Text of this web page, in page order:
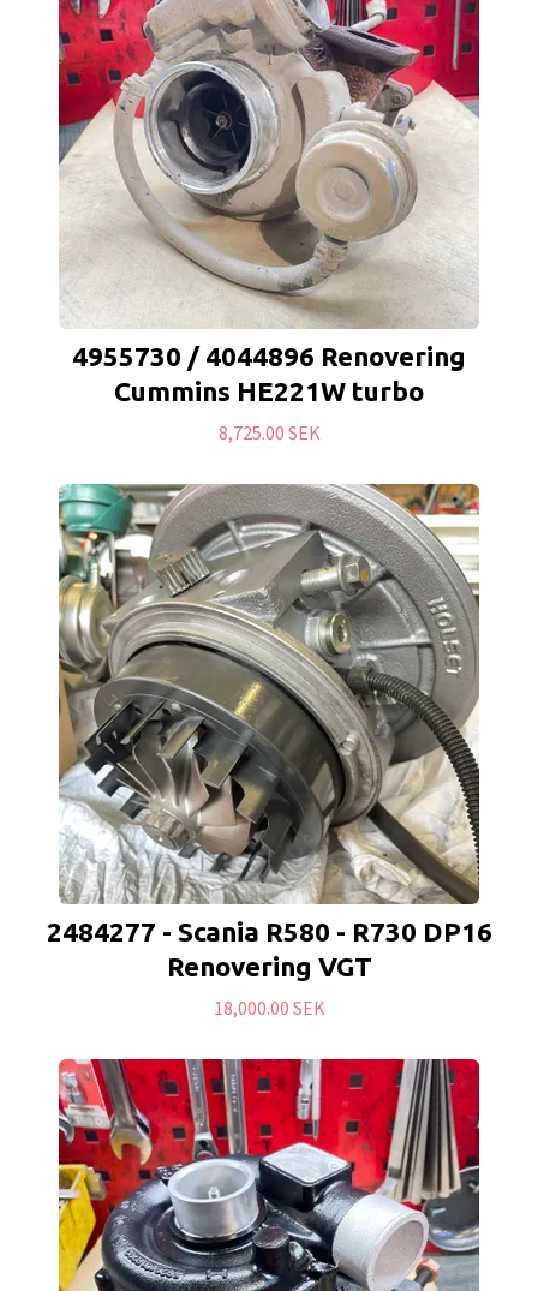
4955730 / 4044896 Renovering
Cummins HE221W turbo
8,725.00 SEK
2484277 - Scania R580 - R730 DP16
Renovering VGT
18,000.00 SEK